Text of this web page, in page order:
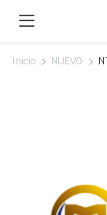
Inicio NUEVO